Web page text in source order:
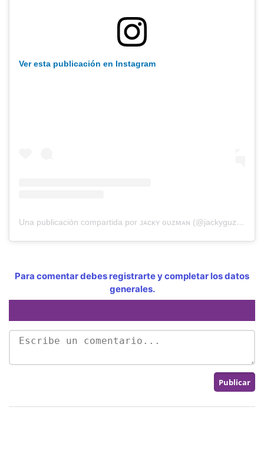
Ver esta publicación en Instagram
Una publicación compartida por ᴊᴀᴄᴋʏ ɢᴜᴢᴍᴀɴ (@jackyguzmanpty)
Para comentar debes registrarte y completar los datos
generales.